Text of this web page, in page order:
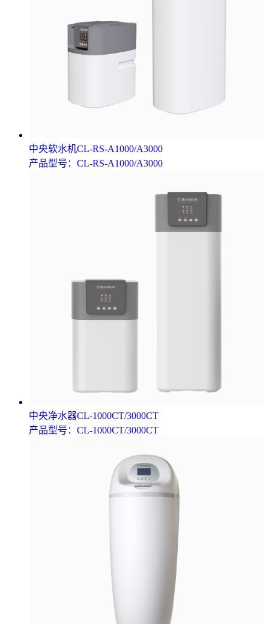
中央软水机CL-RS-A1000/A3000
产品型号：CL-RS-A1000/A3000
中央净水器CL-1000CT/3000CT
产品型号：CL-1000CT/3000CT